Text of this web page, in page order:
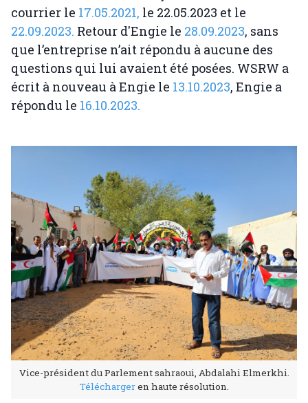
courrier le 17.05.2021, le 22.05.2023 et le
22.09.2023. Retour d'Engie le 28.09.2023, sans
que l’entreprise n’ait répondu à aucune des
questions qui lui avaient été posées. WSRW a
écrit à nouveau à Engie le 13.10.2023, Engie a
répondu le 16.10.2023.
Vice-président du Parlement sahraoui, Abdalahi Elmerkhi.
Téléchargeren haute résolution.